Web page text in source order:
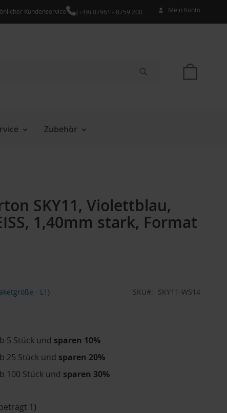
Kundenservice (+49) 07961 - 8759 200 Mein Konto
Zubehör
SKY11, Violettblau,
1,40mm stark, Format
- L1) SKU SKY11-WS14
5 Stück und sparen 10%
25 Stück und sparen 20%
100 Stück und sparen 30%
1)